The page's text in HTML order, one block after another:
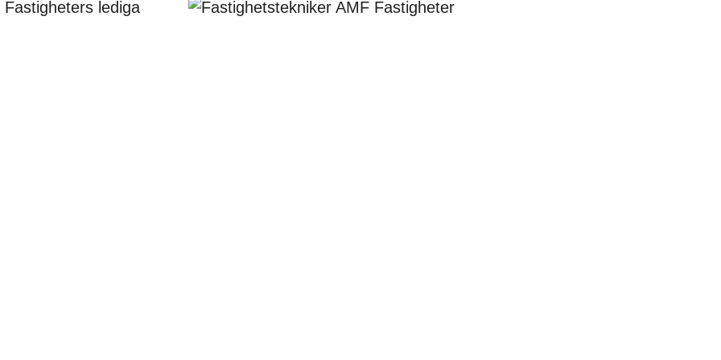
Fler